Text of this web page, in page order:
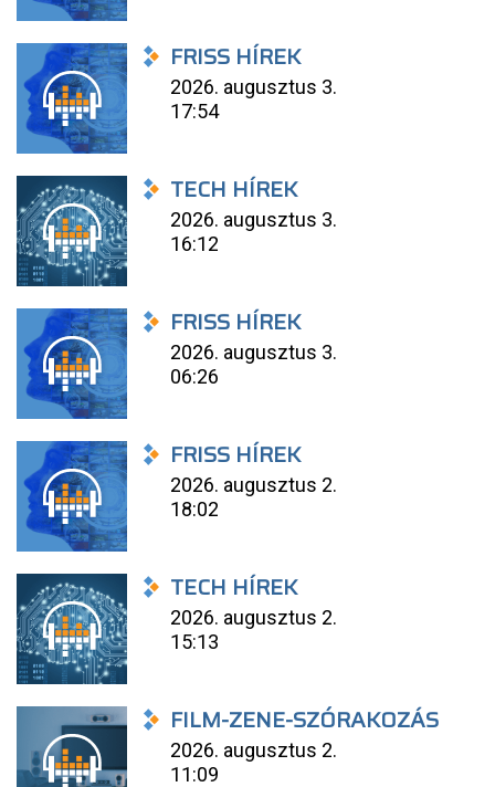
FRISS HÍREK
2026. augusztus 3.
17:54
TECH HÍREK
2026. augusztus 3.
16:12
FRISS HÍREK
2026. augusztus 3.
06:26
FRISS HÍREK
2026. augusztus 2.
18:02
TECH HÍREK
2026. augusztus 2.
15:13
FILM-ZENE-SZÓRAKOZÁS
2026. augusztus 2.
11:09